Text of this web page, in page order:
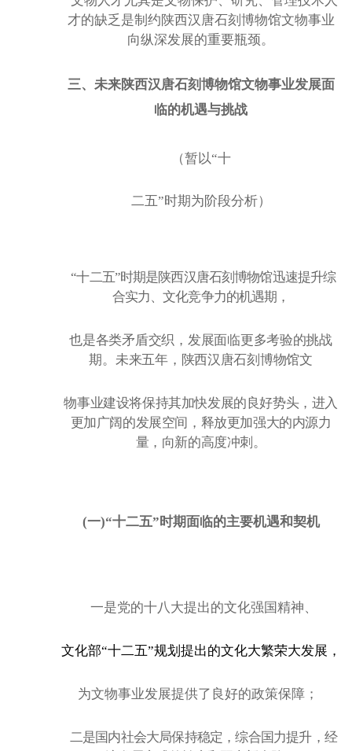
才的缺乏是制约陕西汉唐石刻博物馆文物事业
向纵深发展的重要瓶颈。
三、未来陕西汉唐石刻博物馆文物事业发展面
临的机遇与挑战
（暂以“十
二五”时期为阶段分析）
“十二五”时期是陕西汉唐石刻博物馆迅速提升综
合实力、文化竞争力的机遇期，
也是各类矛盾交织，发展面临更多考验的挑战
期。未来五年，陕西汉唐石刻博物馆文
物事业建设将保持其加快发展的良好势头，进入
更加广阔的发展空间，释放更加强大的内源力
量，向新的高度冲刺。
(一)“十二五”时期面临的主要机遇和契机
一是党的十八大提出的文化强国精神、
文化部“十二五”规划提出的文化大繁荣大发展，
为文物事业发展提供了良好的政策保障；
二是国内社会大局保持稳定，综合国力提升，经